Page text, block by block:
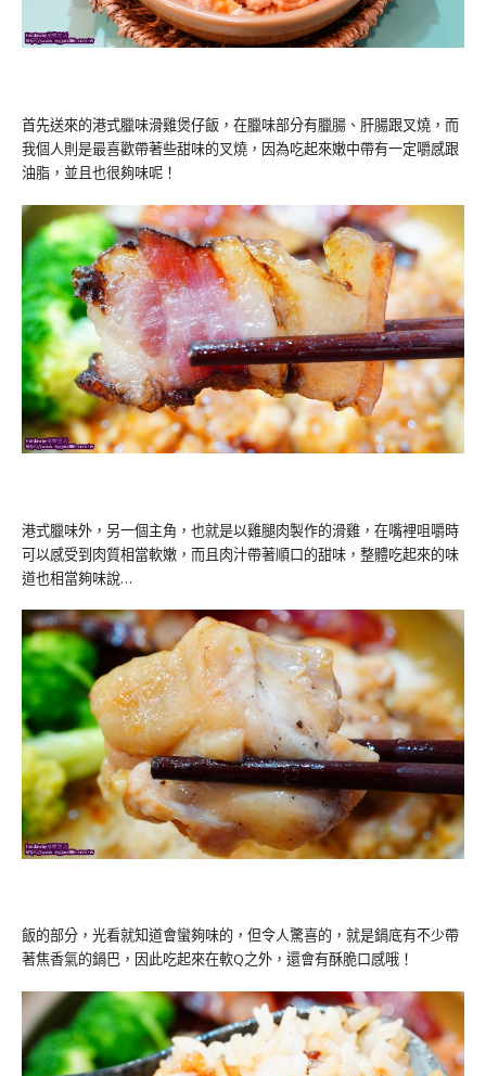
首先送來的港式臘味滑雞煲仔飯，在臘味部分有臘腸、肝腸跟叉燒，而
我個人則是最喜歡帶著些甜味的叉燒，因為吃起來嫩中帶有一定嚼感跟
油脂，並且也很夠味呢！
港式臘味外，另一個主角，也就是以雞腿肉製作的滑雞，在嘴裡咀嚼時
可以感受到肉質相當軟嫩，而且肉汁帶著順口的甜味，整體吃起來的味
道也相當夠味說…
飯的部分，光看就知道會蠻夠味的，但令人驚喜的，就是鍋底有不少帶
著焦香氣的鍋巴，因此吃起來在軟Q之外，還會有酥脆口感哦！